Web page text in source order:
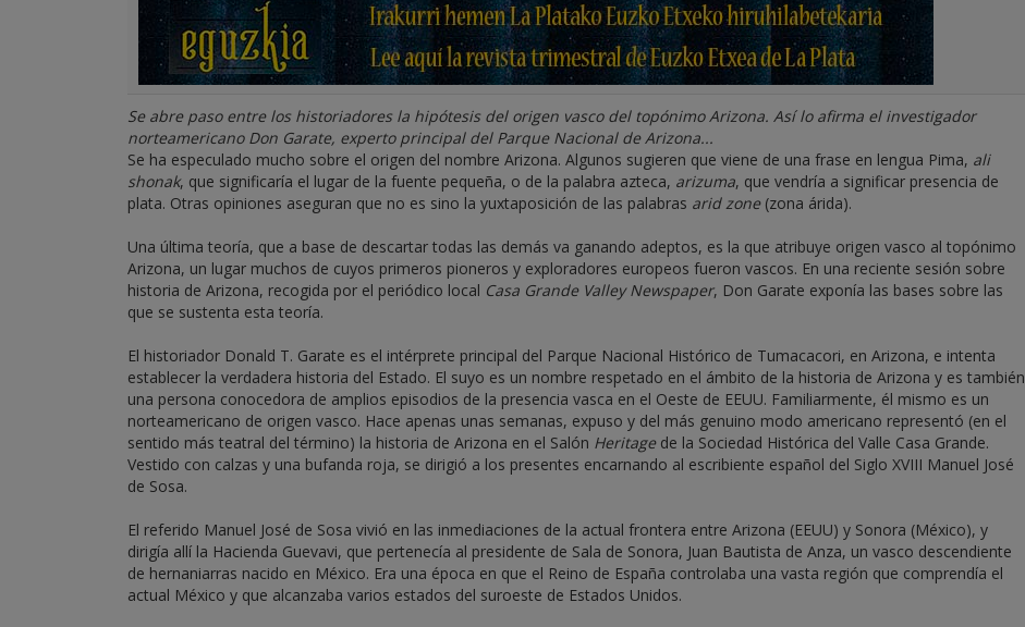
Se abre paso entre los historiadores la hipótesis del origen vasco del topónimo Arizona. Así lo afirma el investigador
norteamericano Don Garate, experto principal del Parque Nacional de Arizona...
Se ha especulado mucho sobre el origen del nombre Arizona. Algunos sugieren que viene de una frase en lengua Pima, ali
shonak, que significaría el lugar de la fuente pequeña, o de la palabra azteca, arizuma, que vendría a significar presencia de
plata. Otras opiniones aseguran que no es sino la yuxtaposición de las palabras arid zone(zona árida).
Una última teoría, que a base de descartar todas las demás va ganando adeptos, es la que atribuye origen vasco al topónimo
Arizona, un lugar muchos de cuyos primeros pioneros y exploradores europeos fueron vascos. En una reciente sesión sobre
historia de Arizona, recogida por el periódico local Casa Grande Valley Newspaper, Don Garate exponía las bases sobre las
que se sustenta esta teoría.
El historiador Donald T. Garate es el intérprete principal del Parque Nacional Histórico de Tumacacori, en Arizona, e intenta
establecer la verdadera historia del Estado. El suyo es un nombre respetado en el ámbito de la historia de Arizona y es también
una persona conocedora de amplios episodios de la presencia vasca en el Oeste de EEUU. Familiarmente, él mismo es un
norteamericano de origen vasco. Hace apenas unas semanas, expuso y del más genuino modo americano representó (en el
sentido más teatral del término) la historia de Arizona en el Salón Heritagede la Sociedad Histórica del Valle Casa Grande.
Vestido con calzas y una bufanda roja, se dirigió a los presentes encarnando al escribiente español del Siglo XVIII Manuel José
de Sosa.
El referido Manuel José de Sosa vivió en las inmediaciones de la actual frontera entre Arizona (EEUU) y Sonora (México), y
dirigía allí la Hacienda Guevavi, que pertenecía al presidente de Sala de Sonora, Juan Bautista de Anza, un vasco descendiente
de hernaniarras nacido en México. Era una época en que el Reino de España controlaba una vasta región que comprendía el
actual México y que alcanzaba varios estados del suroeste de Estados Unidos.